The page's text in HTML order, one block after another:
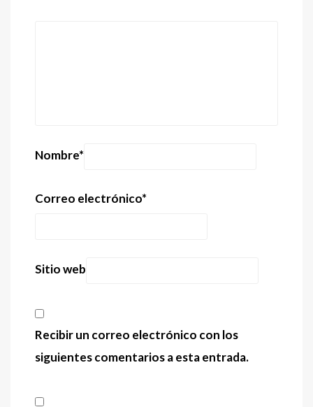
Nombre*
Correo electrónico*
Sitio web
Recibir un correo electrónico con los
siguientes comentarios a esta entrada.